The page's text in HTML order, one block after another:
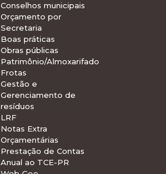
Conselhos municipais
Orçamento por
Secretaria
Boas práticas
Obras públicas
Patrimônio/Almoxarifado
Frotas
Gestão e
Gerenciamento de
resíduos
LRF
Notas Extra
Orçamentárias
Prestação de Contas
Anual ao TCE-PR